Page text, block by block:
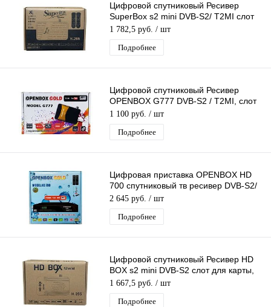
Цифровой спутниковый Ресивер
SuperBox s2 mini DVB-S2/ T2MI слот
для карты,поддержка 3G модема
1 782,5 руб. / шт
Подробнее
Цифровой спутниковый Ресивер
OPENBOX G777 DVB-S2 / T2MI, слот
для карты, USB поддержка 3G
модема
1 100 руб. / шт
Подробнее
Цифровая приставка OPENBOX HD
700 спутниковый тв ресивер DVB-S2/
IPTV, T2MI, CA, USB, 3G, GPRS
2 645 руб. / шт
Подробнее
Цифровой спутниковый Ресивер HD
BOX s2 mini DVB-S2 слот для карты,
USB поддержка 3G модема
1 667,5 руб. / шт
Подробнее